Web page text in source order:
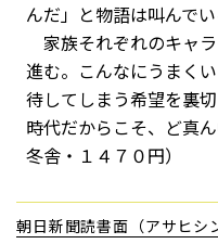
んだ」と物語は叫んでい
家族それぞれのキャ
進む。こんなにうまく
待してしまう希望を裏
時代だからこそ、ど真
冬舎・１４７０円）
朝日新聞読書面（アサヒシ